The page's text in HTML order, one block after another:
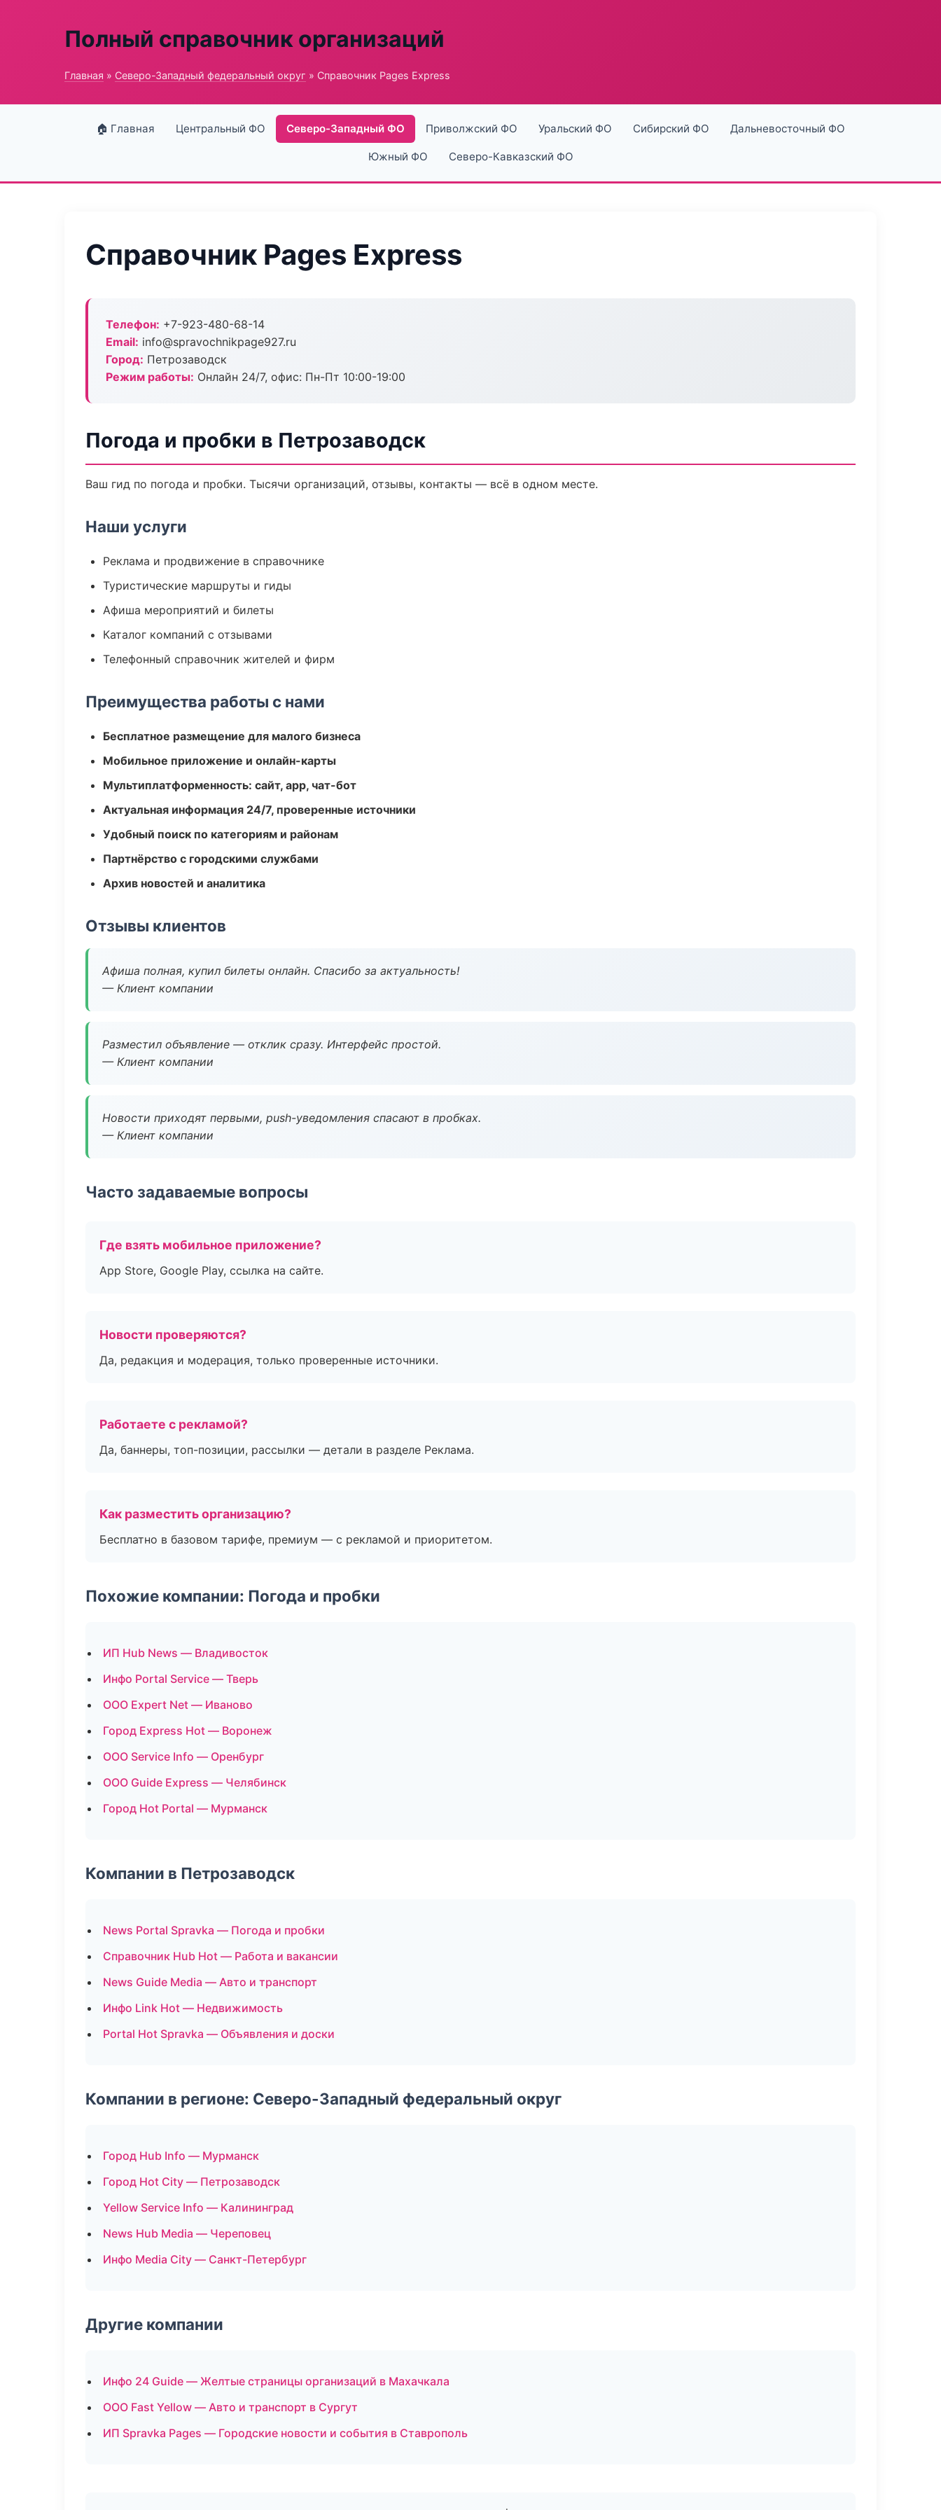
Полный справочник организаций
Главная » Северо-Западный федеральный округ » Справочник Pages Express
🏠 Главная Центральный ФО Северо-Западный ФО Приволжский ФО Уральский ФО Сибирский ФО Дальневосточный ФО
Южный ФО Северо-Кавказский ФО
Справочник Pages Express
Телефон: +7-923-480-68-14
Email: info@spravochnikpage927.ru
Город: Петрозаводск
Режим работы: Онлайн 24/7, офис: Пн-Пт 10:00-19:00
Погода и пробки в Петрозаводск
Ваш гид по погода и пробки. Тысячи организаций, отзывы, контакты — всё в одном месте.
Наши услуги
Реклама и продвижение в справочнике
Туристические маршруты и гиды
Афиша мероприятий и билеты
Каталог компаний с отзывами
Телефонный справочник жителей и фирм
Преимущества работы с нами
Бесплатное размещение для малого бизнеса
Мобильное приложение и онлайн-карты
Мультиплатформенность: сайт, app, чат-бот
Актуальная информация 24/7, проверенные источники
Удобный поиск по категориям и районам
Партнёрство с городскими службами
Архив новостей и аналитика
Отзывы клиентов
Афиша полная, купил билеты онлайн. Спасибо за актуальность!
— Клиент компании
Разместил объявление — отклик сразу. Интерфейс простой.
— Клиент компании
Новости приходят первыми, push-уведомления спасают в пробках.
— Клиент компании
Часто задаваемые вопросы
Где взять мобильное приложение?
App Store, Google Play, ссылка на сайте.
Новости проверяются?
Да, редакция и модерация, только проверенные источники.
Работаете с рекламой?
Да, баннеры, топ-позиции, рассылки — детали в разделе Реклама.
Как разместить организацию?
Бесплатно в базовом тарифе, премиум — с рекламой и приоритетом.
Похожие компании: Погода и пробки
ИП Hub News — Владивосток
Инфо Portal Service — Тверь
ООО Expert Net — Иваново
Город Express Hot — Воронеж
ООО Service Info — Оренбург
ООО Guide Express — Челябинск
Город Hot Portal — Мурманск
Компании в Петрозаводск
News Portal Spravka — Погода и пробки
Справочник Hub Hot — Работа и вакансии
News Guide Media — Авто и транспорт
Инфо Link Hot — Недвижимость
Portal Hot Spravka — Объявления и доски
Компании в регионе: Северо-Западный федеральный округ
Город Hub Info — Мурманск
Город Hot City — Петрозаводск
Yellow Service Info — Калининград
News Hub Media — Череповец
Инфо Media City — Санкт-Петербург
Другие компании
Инфо 24 Guide — Желтые страницы организаций в Махачкала
ООО Fast Yellow — Авто и транспорт в Сургут
ИП Spravka Pages — Городские новости и события в Ставрополь